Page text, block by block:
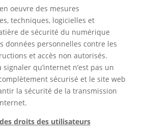
oeuvre des mesures
techniques, logicielles et
de sécurité du numérique
données personnelles contre les
et accès non autorisés.
qu’internet n’est pas un
sécurisé et le site web
la sécurité de la transmission
droits des utilisateurs